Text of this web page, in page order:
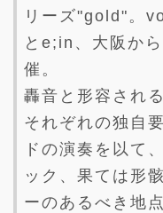
リーズ"gold"。
とe;in、大阪か
催。
轟音と形容され
それぞれの独自
ドの演奏を以て
ック、果ては形
ーのあるべき地